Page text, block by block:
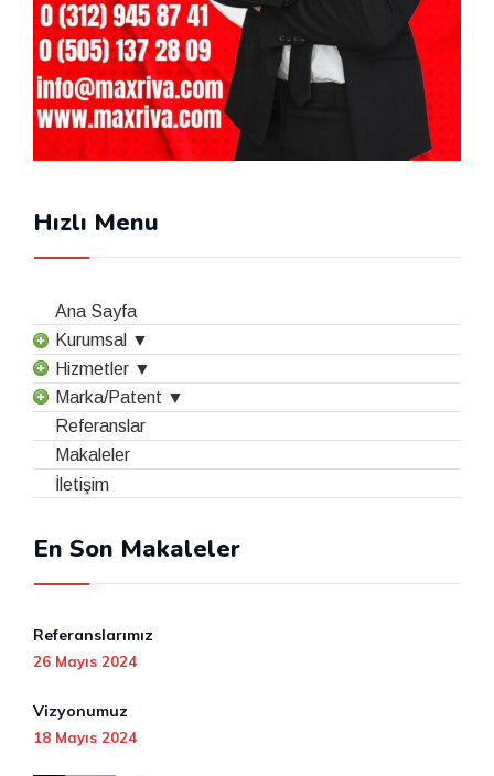
Hızlı Menu
Ana Sayfa
Kurumsal ▼
Hizmetler ▼
Marka/Patent ▼
Referanslar
Makaleler
İletişim
En Son Makaleler
Referanslarımız
26 Mayıs 2024
Vizyonumuz
18 Mayıs 2024